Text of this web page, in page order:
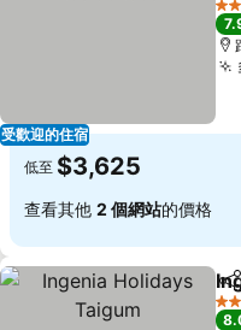
受歡迎的住宿
3
低至 $3,625
查看其他 2 個網站的價格
分
4